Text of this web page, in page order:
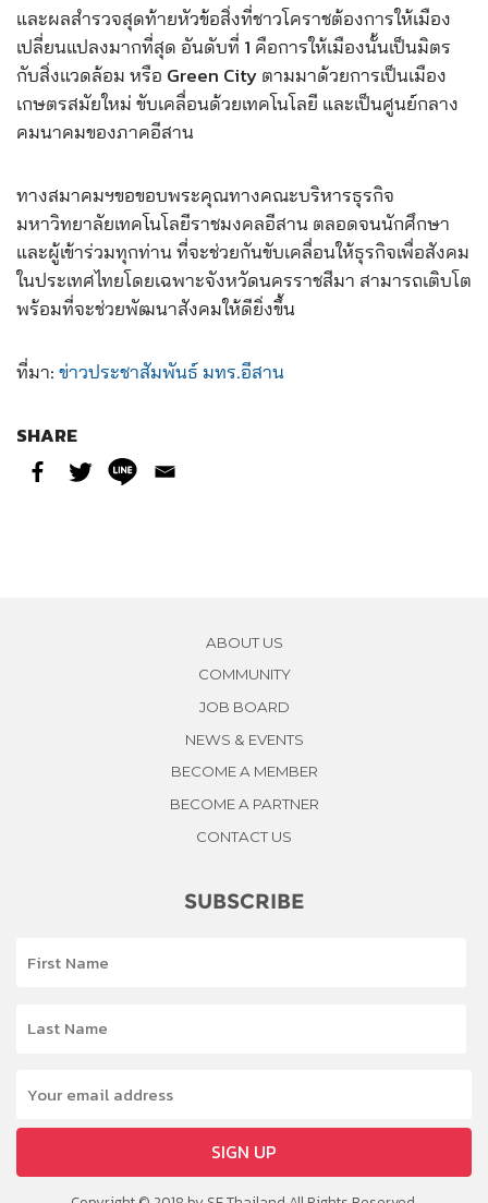
และผลสำรวจสุดท้ายหัวข้อสิ่งที่ชาวโคราชต้องการให้เมือง
เปลี่ยนแปลงมากที่สุด อันดับที่ 1 คือการให้เมืองนั้นเป็นมิตร
กับสิ่งแวดล้อม หรือ Green City ตามมาด้วยการเป็นเมือง
เกษตรสมัยใหม่ ขับเคลื่อนด้วยเทคโนโลยี และเป็นศูนย์กลาง
คมนาคมของภาคอีสาน
ทางสมาคมฯขอขอบพระคุณทางคณะบริหารธุรกิจ
มหาวิทยาลัยเทคโนโลยีราชมงคลอีสาน ตลอดจนนักศึกษา
และผู้เข้าร่วมทุกท่าน ที่จะช่วยกันขับเคลื่อนให้ธุรกิจเพื่อสังคม
ในประเทศไทยโดยเฉพาะจังหวัดนครราชสีมา สามารถเติบโต
พร้อมที่จะช่วยพัฒนาสังคมให้ดียิ่งขึ้น
ที่มา:ข่าวประชาสัมพันธ์ มทร.อีสาน
SHARE
ABOUT US
COMMUNITY
JOB BOARD
NEWS & EVENTS
BECOME A MEMBER
BECOME A PARTNER
CONTACT US
SUBSCRIBE
SIGN UP